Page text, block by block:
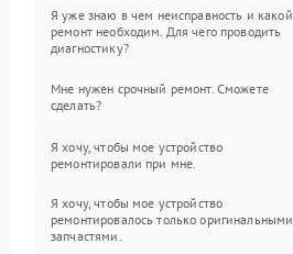
Я уже знаю в чем неисправность и какой
ремонт необходим. Для чего проводить
диагностику?
Мне нужен срочный ремонт. Сможете
сделать?
Я хочу, чтобы мое устройство
ремонтировали при мне.
Я хочу, чтобы мое устройство
ремонтировалось только оригинальными
запчастями.